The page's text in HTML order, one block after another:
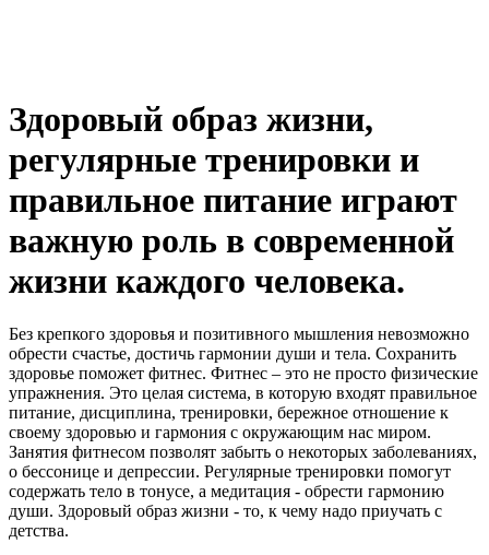
Здоровый образ жизни,
регулярные тренировки и
правильное питание играют
важную роль в современной
жизни каждого человека.
Без крепкого здоровья и позитивного мышления невозможно
обрести счастье, достичь гармонии души и тела. Сохранить
здоровье поможет фитнес. Фитнес – это не просто физические
упражнения. Это целая система, в которую входят правильное
питание, дисциплина, тренировки, бережное отношение к
своему здоровью и гармония с окружающим нас миром.
Занятия фитнесом позволят забыть о некоторых заболеваниях,
о бессонице и депрессии. Регулярные тренировки помогут
содержать тело в тонусе, а медитация - обрести гармонию
души. Здоровый образ жизни - то, к чему надо приучать с
детства.